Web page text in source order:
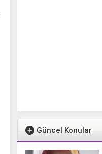
Güncel Konular